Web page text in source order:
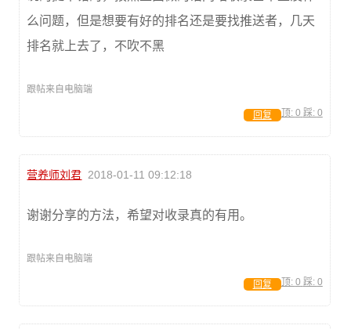
么问题，但是想要有好的排名还是要找推送者，几天
排名就上去了，不吹不黑
跟帖来自电脑端
顶: 0 踩: 0
回复
营养师刘君 2018-01-11 09:12:18
谢谢分享的方法，希望对收录真的有用。
跟帖来自电脑端
顶: 0 踩: 0
回复